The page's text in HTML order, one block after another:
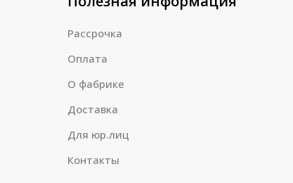
Рассрочка
Оплата
О фабрике
Доставка
Для юр.лиц
Контакты